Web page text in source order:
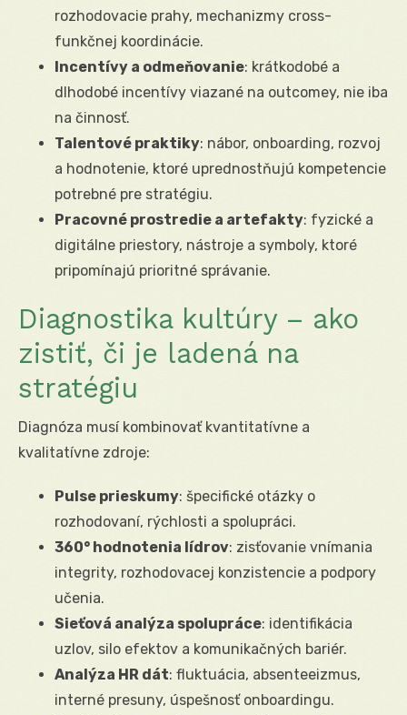
rozhodovacie prahy, mechanizmy cross-
funkčnej koordinácie.
Incentívy a odmeňovanie: krátkodobé a
dlhodobé incentívy viazané na outcomey, nie iba
na činnosť.
Talentové praktiky: nábor, onboarding, rozvoj
a hodnotenie, ktoré uprednostňujú kompetencie
potrebné pre stratégiu.
Pracovné prostredie a artefakty: fyzické a
digitálne priestory, nástroje a symboly, ktoré
pripomínajú prioritné správanie.
Diagnostika kultúry – ako
zistiť, či je ladená na
stratégiu
Diagnóza musí kombinovať kvantitatívne a
kvalitatívne zdroje:
Pulse prieskumy: špecifické otázky o
rozhodovaní, rýchlosti a spolupráci.
360° hodnotenia lídrov: zisťovanie vnímania
integrity, rozhodovacej konzistencie a podpory
učenia.
Sieťová analýza spolupráce: identifikácia
uzlov, silo efektov a komunikačných bariér.
Analýza HR dát: fluktuácia, absenteeizmus,
interné presuny, úspešnosť onboardingu.